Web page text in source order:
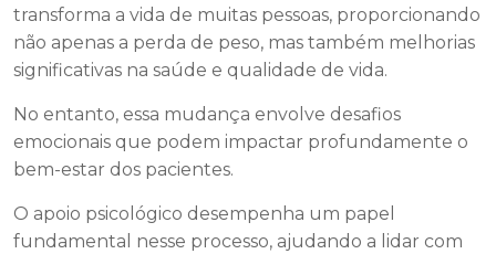
transforma a vida de muitas pessoas, proporcionando
não apenas a perda de peso, mas também melhorias
significativas na saúde e qualidade de vida.
No entanto, essa mudança envolve desafios
emocionais que podem impactar profundamente o
bem-estar dos pacientes.
O apoio psicológico desempenha um papel
fundamental nesse processo, ajudando a lidar com